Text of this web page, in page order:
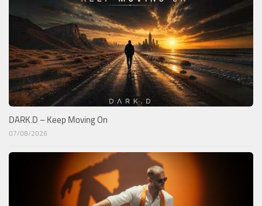
DARK.D – Keep Moving On
07/08/2026